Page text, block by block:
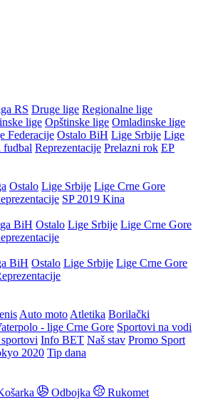
RS Druge lige Regionalne lige
lige Opštinske lige Omladinske lige
Federacije Ostalo BiH Lige Srbije Lige
fudbal Reprezentacije Prelazni rok EP
Ostalo Lige Srbije Lige Crne Gore
SP 2019 Kina
BiH Ostalo Lige Srbije Lige Crne Gore
BiH Ostalo Lige Srbije Lige Crne Gore
Auto moto Atletika Borilački
- lige Crne Gore Sportovi na vodi
Info BET Naš stav Promo Sport
2020 Tip dana
Odbojka
Rukomet